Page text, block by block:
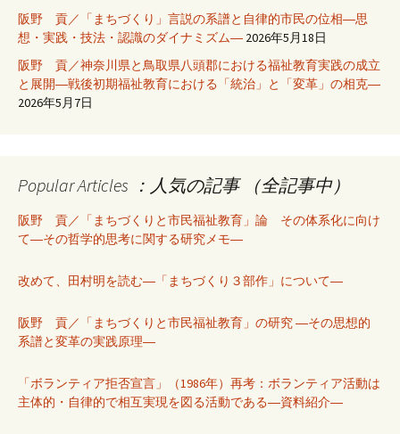
阪野 貢／「まちづくり」言説の系譜と自律的市民の位相―思
想・実践・技法・認識のダイナミズム― 2026年5月18日
阪野 貢／神奈川県と鳥取県八頭郡における福祉教育実践の成立
と展開―戦後初期福祉教育における「統治」と「変革」の相克―
2026年5月7日
Popular Articles ：人気の記事 （全記事中）
阪野 貢／「まちづくりと市民福祉教育」論 その体系化に向け
て―その哲学的思考に関する研究メモ―
改めて、田村明を読む―「まちづくり３部作」について―
阪野 貢／「まちづくりと市民福祉教育」の研究 ―その思想的
系譜と変革の実践原理―
「ボランティア拒否宣言」（1986年）再考：ボランティア活動は
主体的・自律的で相互実現を図る活動である―資料紹介―